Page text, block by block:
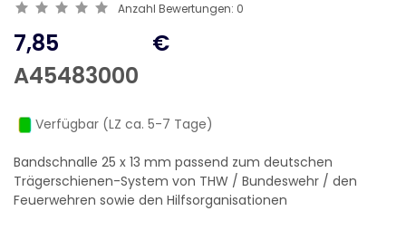
Anzahl Bewertungen: 0
7,85
A45483000
€
Verfügbar (LZ ca. 5-7 Tage)
Bandschnalle 25 x 13 mm passend zum deutschen
Trägerschienen-System von THW / Bundeswehr / den
Feuerwehren sowie den Hilfsorganisationen